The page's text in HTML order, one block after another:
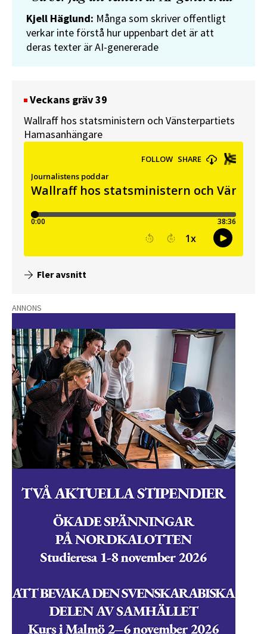
Kjell Häglund: Många som skriver offentligt
verkar inte förstå hur uppenbart det är att
deras texter är AI-genererade
Veckans gräv 39
Wallraff hos statsministern och Vänsterpartiets
Hamasanhängare
Fler avsnitt
ANNONS